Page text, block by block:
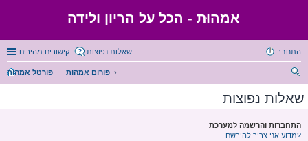
אמהוּת - הכל על הריון ולידה
קישורים מהירים שאלות נפוצות התחבר
פורטל אמהות
פורום אמהות
ש
שאלות נפוצות
התחברות והרשמה למערכת
מדוע אני צריך להירשם?